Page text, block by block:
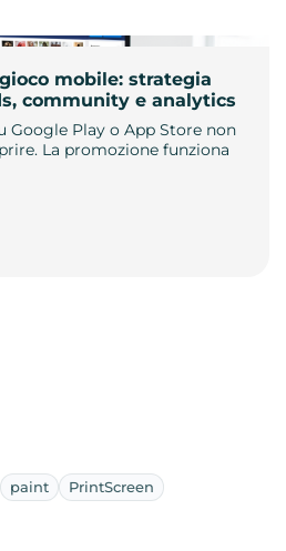
mobile: strategia
community e analytics
Google Play o App Store non
La promozione funziona
paint PrintScreen